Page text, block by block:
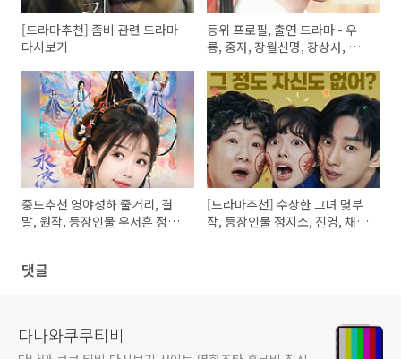
[드라마추천] 좀비 관련 드라마
다시보기
등위 프로필, 출연 드라마 - 우
룡, 중자, 장월신명, 장상사, 선
중드추천 영야성하 줄거리, 결
말, 원작, 등장인물 우서흔 정우
[드라마추천] 수상한 그녀 몇부
작, 등장인물 정지소, 진영, 채원
댓글
다나와쿠쿠티비